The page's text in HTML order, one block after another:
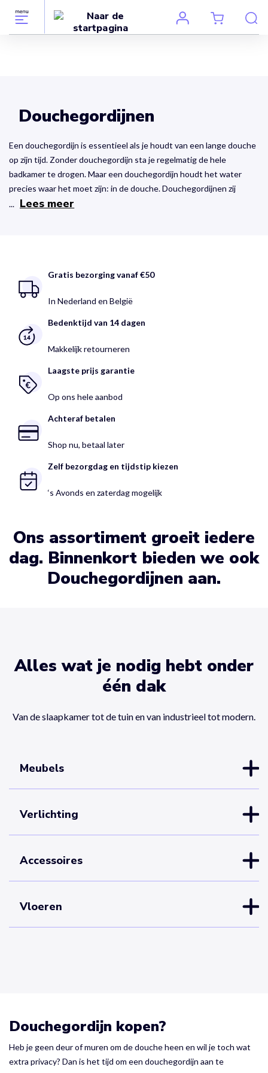
Douchegordijnen
Een douchegordijn is essentieel als je houdt van een lange douche
op zijn tijd. Zonder douchegordijn sta je regelmatig de hele
badkamer te drogen. Maar een douchegordijn houdt het water
precies waar het moet zijn: in de douche. Douchegordijnen zij
... Lees meer
Gratis bezorging vanaf €50
In Nederland en België
Bedenktijd van 14 dagen
Makkelijk retourneren
Laagste prijs garantie
Op ons hele aanbod
Achteraf betalen
Shop nu, betaal later
Zelf bezorgdag en tijdstip kiezen
‘s Avonds en zaterdag mogelijk
Ons assortiment groeit iedere
dag. Binnenkort bieden we ook
Douchegordijnen aan.
Alles wat je nodig hebt onder
één dak
Van de slaapkamer tot de tuin en van industrieel tot modern.
Meubels
Verlichting
Accessoires
Vloeren
Douchegordijn kopen?
Heb je geen deur of muren om de douche heen en wil je toch wat
extra privacy? Dan is het tijd om een douchegordijn aan te